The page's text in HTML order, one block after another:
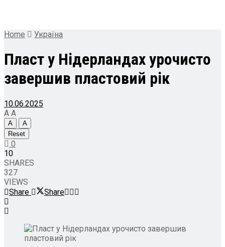
Home Україна
Пласт у Нідерландах урочисто
завершив пластовий рік
10.06.2025
A A
A
A
Reset
0
10
SHARES
327
VIEWS
Share
Share